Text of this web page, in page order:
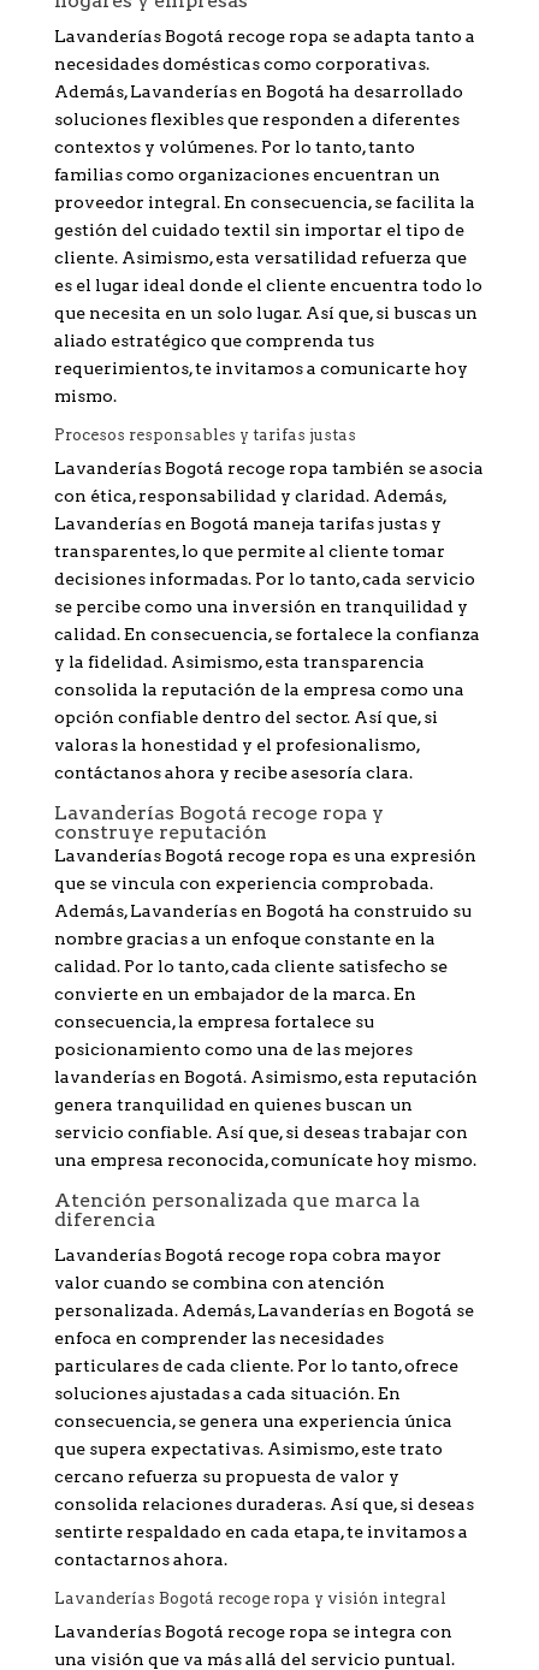
Lavanderías Bogotá recoge ropa se adapta tanto a
necesidades domésticas como corporativas.
Además, Lavanderías en Bogotá ha desarrollado
soluciones flexibles que responden a diferentes
contextos y volúmenes. Por lo tanto, tanto
familias como organizaciones encuentran un
proveedor integral. En consecuencia, se facilita la
gestión del cuidado textil sin importar el tipo de
cliente. Asimismo, esta versatilidad refuerza que
es el lugar ideal donde el cliente encuentra todo lo
que necesita en un solo lugar. Así que, si buscas un
aliado estratégico que comprenda tus
requerimientos, te invitamos a comunicarte hoy
mismo.
Procesos responsables y tarifas justas
Lavanderías Bogotá recoge ropa también se asocia
con ética, responsabilidad y claridad. Además,
Lavanderías en Bogotá maneja tarifas justas y
transparentes, lo que permite al cliente tomar
decisiones informadas. Por lo tanto, cada servicio
se percibe como una inversión en tranquilidad y
calidad. En consecuencia, se fortalece la confianza
y la fidelidad. Asimismo, esta transparencia
consolida la reputación de la empresa como una
opción confiable dentro del sector. Así que, si
valoras la honestidad y el profesionalismo,
contáctanos ahora y recibe asesoría clara.
Lavanderías Bogotá recoge ropa y
construye reputación
Lavanderías Bogotá recoge ropa es una expresión
que se vincula con experiencia comprobada.
Además, Lavanderías en Bogotá ha construido su
nombre gracias a un enfoque constante en la
calidad. Por lo tanto, cada cliente satisfecho se
convierte en un embajador de la marca. En
consecuencia, la empresa fortalece su
posicionamiento como una de las mejores
lavanderías en Bogotá. Asimismo, esta reputación
genera tranquilidad en quienes buscan un
servicio confiable. Así que, si deseas trabajar con
una empresa reconocida, comunícate hoy mismo.
Atención personalizada que marca la
diferencia
Lavanderías Bogotá recoge ropa cobra mayor
valor cuando se combina con atención
personalizada. Además, Lavanderías en Bogotá se
enfoca en comprender las necesidades
particulares de cada cliente. Por lo tanto, ofrece
soluciones ajustadas a cada situación. En
consecuencia, se genera una experiencia única
que supera expectativas. Asimismo, este trato
cercano refuerza su propuesta de valor y
consolida relaciones duraderas. Así que, si deseas
sentirte respaldado en cada etapa, te invitamos a
contactarnos ahora.
Lavanderías Bogotá recoge ropa y visión integral
Lavanderías Bogotá recoge ropa se integra con
una visión que va más allá del servicio puntual.